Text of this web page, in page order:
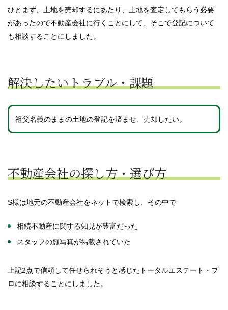
ひとまず、土地を売却するにあたり、土地を査定してもらう必要
があったので不動産会社に行くことにして、そこで登記について
も相談することにしました。
解決したいトラブル・課題
祖父名義のままの土地の登記を済ませ、売却したい。
不動産会社の探し方・選び方
S様は地元の不動産会社をネットで検索し、その中で
相続不動産に関する知見が豊富だった
スタッフの顔写真が掲載されていた
上記2点で信頼して任せられそうと感じたトータルエステート・プ
ロに相談することにしました。